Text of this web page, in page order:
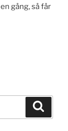
gång, så får